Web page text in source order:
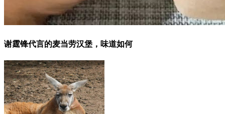
谢霆锋代言的麦当劳汉堡，味道如何